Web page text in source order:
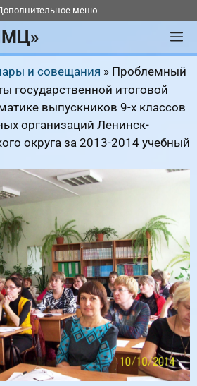
меню
и совещания » Проблемный
государственной итоговой
выпускников 9-х классов
организаций Ленинск-
округа за 2013-2014 учебный